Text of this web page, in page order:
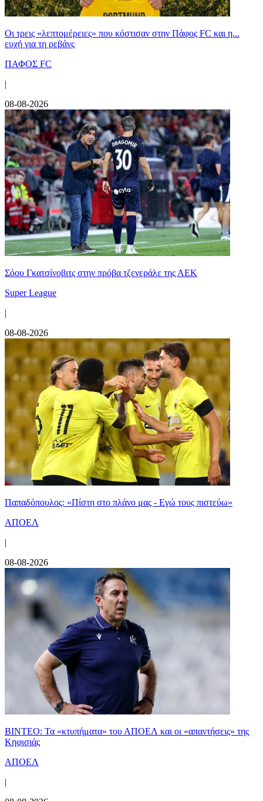
Οι τρεις «λεπτομέρειες» που κόστισαν στην Πάφος FC και η...
ευχή για τη ρεβάνς
ΠΑΦΟΣ FC
|
08-08-2026
Σόου Γκατσίνοβιτς στην πρόβα τζενεράλε της ΑΕΚ
Super League
|
08-08-2026
Παπαδόπουλος: «Πίστη στο πλάνο μας - Εγώ τους πιστεύω»
ΑΠΟΕΛ
|
08-08-2026
ΒΙΝΤΕΟ: Τα «κτυπήματα» του ΑΠΟΕΛ και οι «απαντήσεις» της
Κηφισιάς
ΑΠΟΕΛ
|